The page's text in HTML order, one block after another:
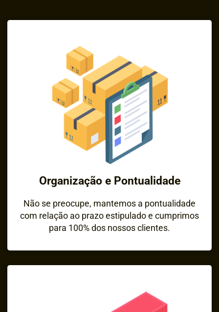
Organização e Pontualidade
Não se preocupe, mantemos a pontualidade
com relação ao prazo estipulado e cumprimos
para 100% dos nossos clientes.